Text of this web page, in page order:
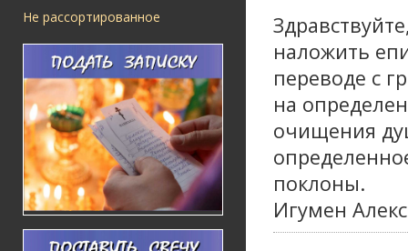
Не рассортированное
наложить
переводе с
на
очищения
поклоны.
Игумен